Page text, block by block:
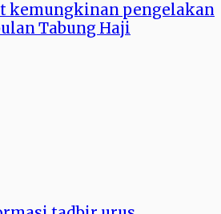
kemungkinan pengelakan
Tabung Haji